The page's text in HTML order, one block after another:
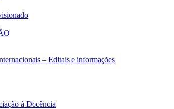
– Editais e informações
à Docência